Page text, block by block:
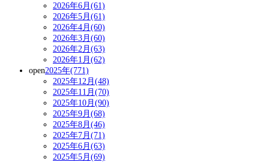
2026年6月(61)
2026年5月(61)
2026年4月(60)
2026年3月(60)
2026年2月(63)
2026年1月(62)
open2025年(771)
2025年12月(48)
2025年11月(70)
2025年10月(90)
2025年9月(68)
2025年8月(46)
2025年7月(71)
2025年6月(63)
2025年5月(69)